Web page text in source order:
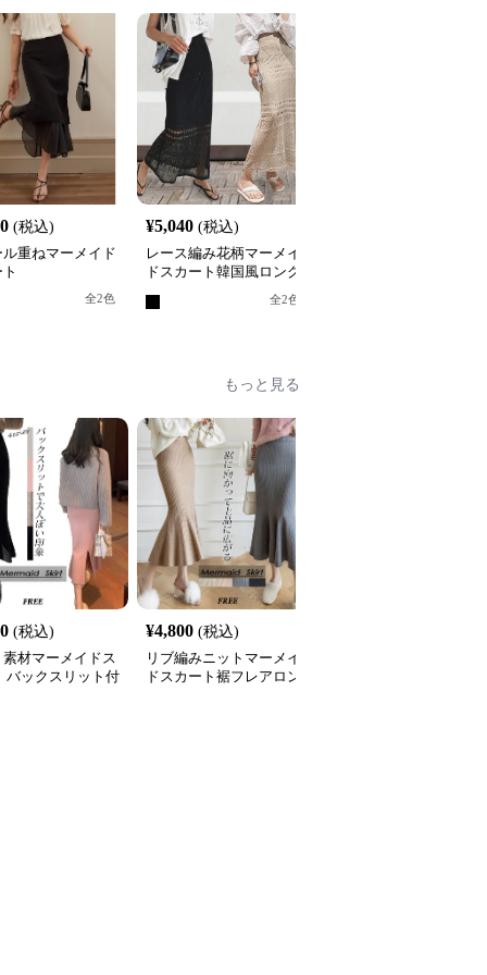
(税込)
重ねマーメイド
全2色
¥5,040 (税込)
レース編み花柄マーメイ
ドスカート韓国風ロング
全2色
もっと見る
(税込)
素材マーメイドス
バックスリット付
¥4,800 (税込)
リブ編みニットマーメイ
ドスカート裾フレアロン